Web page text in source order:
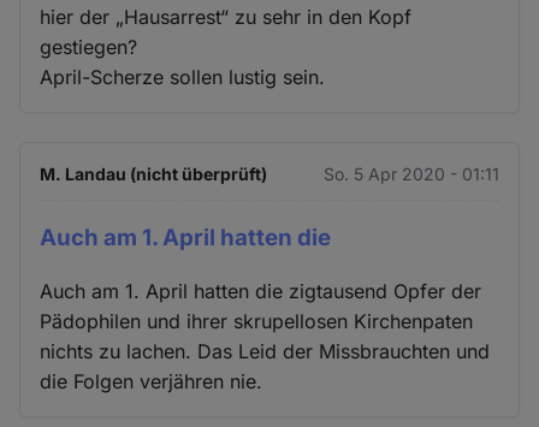
hier der „Hausarrest“ zu sehr in den Kopf
gestiegen?
April-Scherze sollen lustig sein.
M. Landau (nicht überprüft) So. 5 Apr 2020 - 01:11
Auch am 1. April hatten die
Auch am 1. April hatten die zigtausend Opfer der
Pädophilen und ihrer skrupellosen Kirchenpaten
nichts zu lachen. Das Leid der Missbrauchten und
die Folgen verjähren nie.